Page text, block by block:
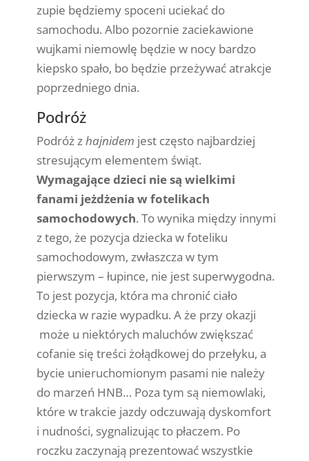
zupie będziemy spoceni uciekać do
samochodu. Albo pozornie zaciekawione
wujkami niemowlę będzie w nocy bardzo
kiepsko spało, bo będzie przeżywać atrakcje
poprzedniego dnia.
Podróż
Podróż zhajnidem jest często najbardziej
stresującym elementem świąt.
Wymagające dzieci nie są wielkimi
fanami jeżdżenia w fotelikach
samochodowych. To wynika między innymi
z tego, że pozycja dziecka w foteliku
samochodowym, zwłaszcza w tym
pierwszym – łupince, nie jest superwygodna.
To jest pozycja, która ma chronić ciało
dziecka w razie wypadku. A że przy okazji
może u niektórych maluchów zwiększać
cofanie się treści żołądkowej do przełyku, a
bycie unieruchomionym pasami nie należy
do marzeń HNB… Poza tym są niemowlaki,
które w trakcie jazdy odczuwają dyskomfort
i nudności, sygnalizując to płaczem. Po
roczku zaczynają prezentować wszystkie